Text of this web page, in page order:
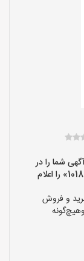
شما را در
سایت «مداربسته یاب» دیده ام و کد «آگهی-10188» را اعلام
و فروش